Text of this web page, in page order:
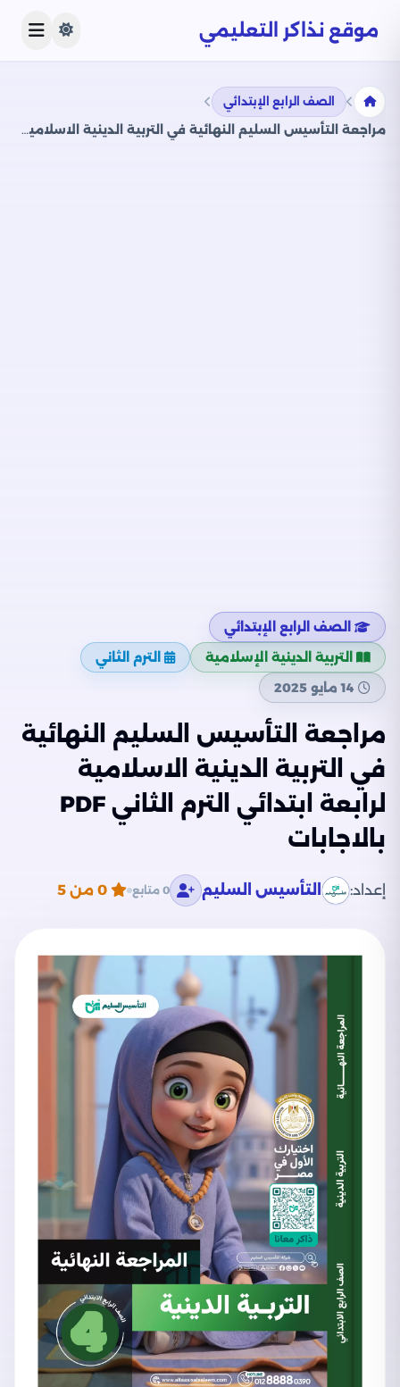
موقع نذاكر التعليمي
الصف الرابع الإبتدائي
مراجعة التأسيس السليم النهائية في التربية الدينية الاسلامية لرابعة ابتدائي الترم الثاني PDF بالاجابات
الصف الرابع الإبتدائي
التربية الدينية الإسلامية
الترم الثاني
14 مايو 2025
مراجعة التأسيس السليم النهائية
في التربية الدينية الاسلامية
لرابعة ابتدائي الترم الثاني PDF
بالاجابات
إعداد: التأسيس السليم 0 متابع 0 من 5